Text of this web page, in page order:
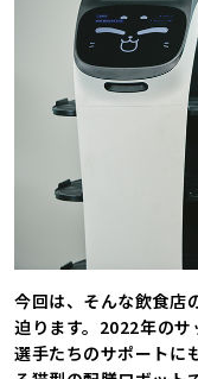
今回は、そんな飲食店
迫ります。2022年のサ
選手たちのサポートに